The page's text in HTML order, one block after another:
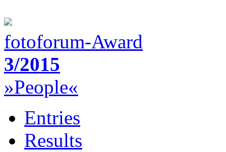
fotoforum-Award
3/2015
»People«
Entries
Results